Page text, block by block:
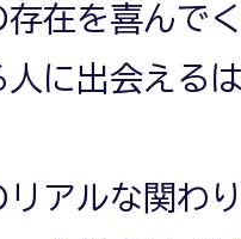
在を喜んで
に出会える
アルな関わ